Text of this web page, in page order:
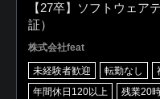
【27卒】ソフトウェア
証）
株式会社feat
未経験者歓迎 転勤なし
年間休日120以上
残業20